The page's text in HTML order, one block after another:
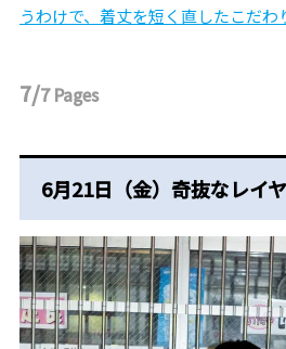
うわけで、着丈を短く直したこだわ
7/7Pages
6月21日（金）奇抜なレイ